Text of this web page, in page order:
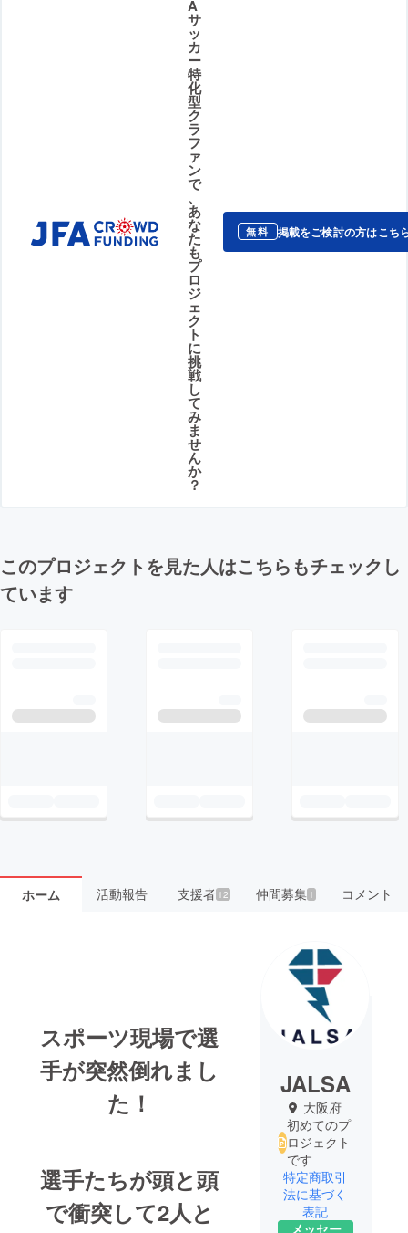
A
サ
ッ
カ
ー
特
化
型
ク
ラ
フ
ァ
ン
で
、
あ
な
た
も
プ
ロ
ジ
ェ
ク
ト
に
挑
戦
し
て
み
ま
せ
ん
か
？
無料 掲載をご検討の方はこち
このプロジェクトを見た人はこちらもチェックし
ています
ホーム 活動報告 支援者 12 仲間募集 1 コメント
スポーツ現場で選
手が突然倒れまし
た！
選手たちが頭と頭
で衝突して2人と
JALSA
大阪府
初めてのプ
ロジェクト
です
特定商取引
法に基づく
表記
メッセー